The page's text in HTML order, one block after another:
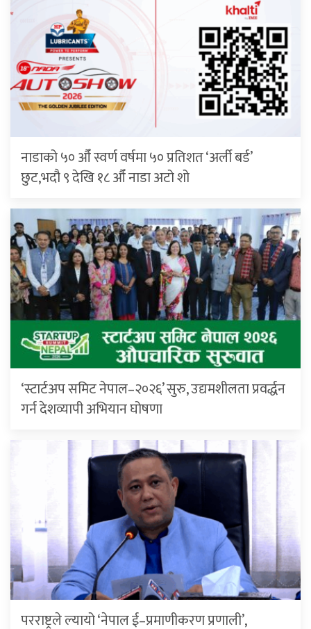
नाडाको ५० औँ स्वर्ण वर्षमा ५० प्रतिशत ‘अर्ली बर्ड’
छुट,भदौ ९ देखि १८ औँ नाडा अटो शो
‘स्टार्टअप समिट नेपाल–२०२६’ सुरु, उद्यमशीलता प्रवर्द्धन
गर्न देशव्यापी अभियान घोषणा
परराष्ट्रले ल्यायो ‘नेपाल ई–प्रमाणीकरण प्रणाली’,